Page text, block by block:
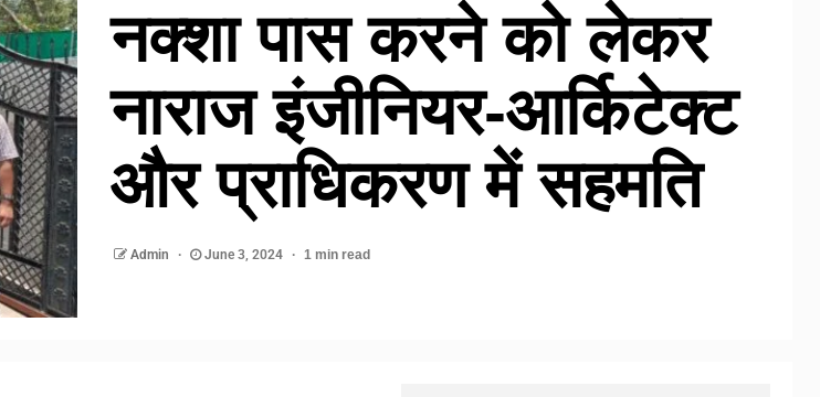
नक्शा पास करने को लेकर
नाराज इंजीनियर-आर्किटेक्ट
और प्राधिकरण में सहमति
Admin June 3, 2024 1 min read